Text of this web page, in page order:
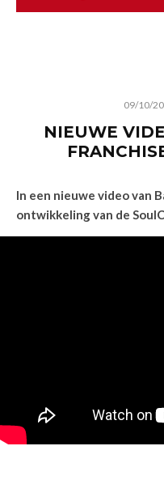
09/10/
NIEUWE
In een nieuwe video van
ontwikkeling van de